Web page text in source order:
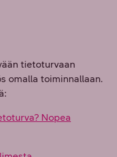
tietoturvaan
omalla toiminnallaan.
Nopea